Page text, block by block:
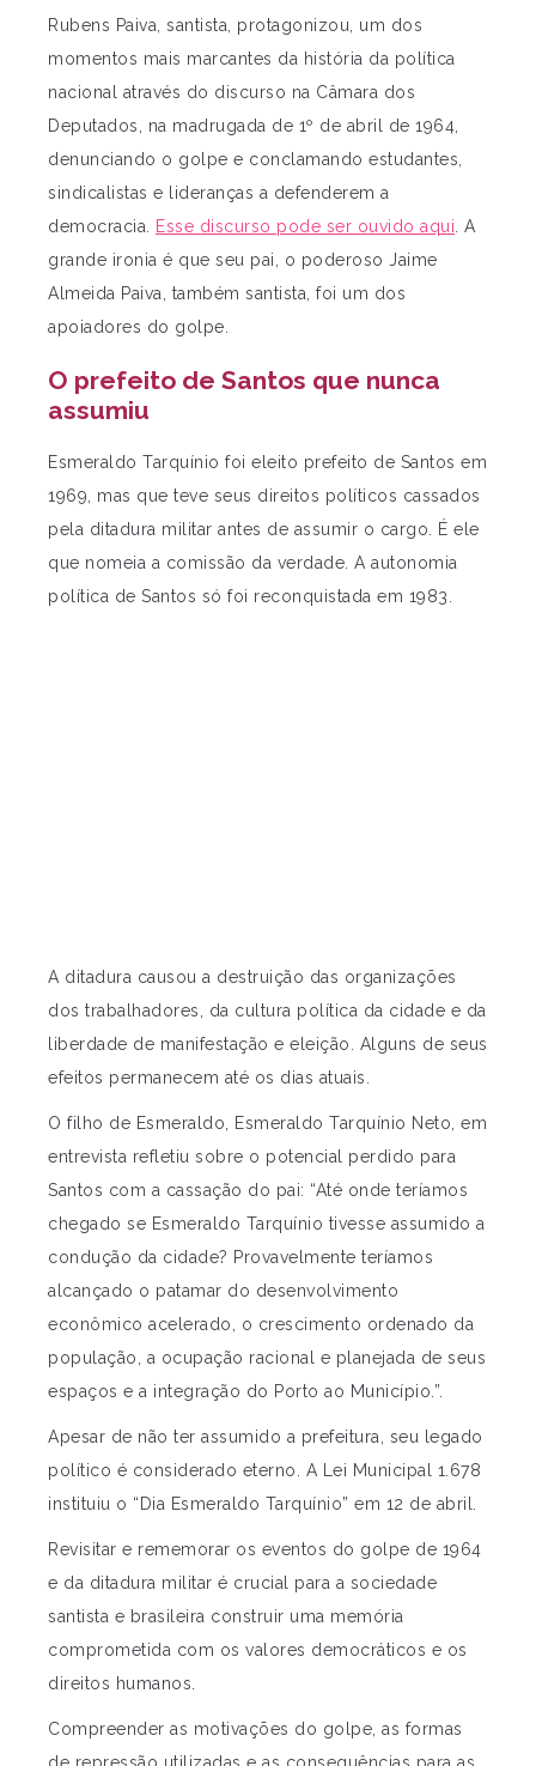
Rubens Paiva, santista, protagonizou, um dos
momentos mais marcantes da história da política
nacional através do discurso na Câmara dos
Deputados, na madrugada de 1º de abril de 1964,
denunciando o golpe e conclamando estudantes,
sindicalistas e lideranças a defenderem a
democracia. Esse discurso pode ser ouvido aqui. A
grande ironia é que seu pai, o poderoso Jaime
Almeida Paiva, também santista, foi um dos
apoiadores do golpe.
O prefeito de Santos que nunca
assumiu
Esmeraldo Tarquínio foi eleito prefeito de Santos em
1969, mas que teve seus direitos políticos cassados
pela ditadura militar antes de assumir o cargo. É ele
que nomeia a comissão da verdade. A autonomia
política de Santos só foi reconquistada em 1983.
A ditadura causou a destruição das organizações
dos trabalhadores, da cultura política da cidade e da
liberdade de manifestação e eleição. Alguns de seus
efeitos permanecem até os dias atuais.
O filho de Esmeraldo, Esmeraldo Tarquínio Neto, em
entrevista refletiu sobre o potencial perdido para
Santos com a cassação do pai: “Até onde teríamos
chegado se Esmeraldo Tarquínio tivesse assumido a
condução da cidade? Provavelmente teríamos
alcançado o patamar do desenvolvimento
econômico acelerado, o crescimento ordenado da
população, a ocupação racional e planejada de seus
espaços e a integração do Porto ao Município.”.
Apesar de não ter assumido a prefeitura, seu legado
político é considerado eterno. A Lei Municipal 1.678
instituiu o “Dia Esmeraldo Tarquínio” em 12 de abril.
Revisitar e rememorar os eventos do golpe de 1964
e da ditadura militar é crucial para a sociedade
santista e brasileira construir uma memória
comprometida com os valores democráticos e os
direitos humanos.
Compreender as motivações do golpe, as formas